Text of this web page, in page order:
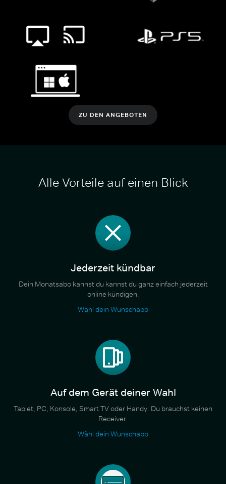
ZU DEN ANGEBOTEN
Alle Vorteile auf einen Blick
Jederzeit kündbar
Dein Monatsabo kannst du kannst du ganz einfach jederzeit
online kündigen.
Wähl dein Wunschabo
Auf dem Gerät deiner Wahl
Tablet, PC, Konsole, Smart TV oder Handy. Du brauchst keinen
Receiver.
Wähl dein Wunschabo